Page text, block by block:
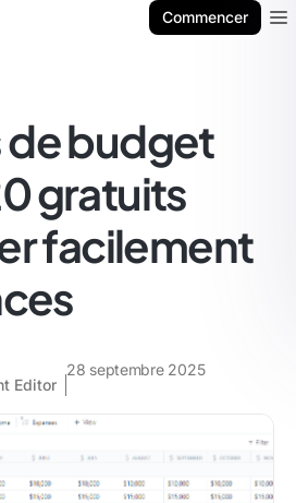
Commencer
de budget
gratuits
facilement
Editor
28 septembre 2025